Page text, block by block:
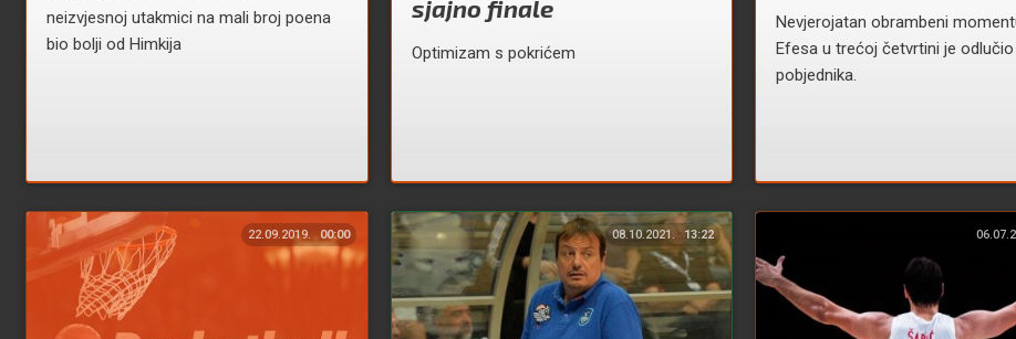
neizvjesnoj utakmici na mali broj poena
bio bolji od Himkija
sjajno finale
Optimizam s pokrićem
Nevjerojatan obrambeni
Efesa u trećoj četvrtini je odlučio
pobjednika.
22.09.2019. 00:00 08.10.2021. 13:22